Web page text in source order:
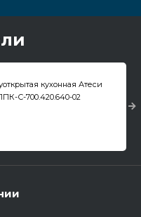
кухонная Атеси
С-700.420.640-02